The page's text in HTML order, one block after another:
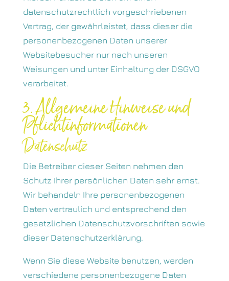
datenschutzrechtlich vorgeschriebenen
Vertrag, der gewährleistet, dass dieser die
personenbezogenen Daten unserer
Websitebesucher nur nach unseren
Weisungen und unter Einhaltung der DSGVO
verarbeitet.
3. Allgemeine Hinweise und
Pflicht­informationen
Datenschutz
Die Betreiber dieser Seiten nehmen den
Schutz Ihrer persönlichen Daten sehr ernst.
Wir behandeln Ihre personenbezogenen
Daten vertraulich und entsprechend den
gesetzlichen Datenschutzvorschriften sowie
dieser Datenschutzerklärung.
Wenn Sie diese Website benutzen, werden
verschiedene personenbezogene Daten